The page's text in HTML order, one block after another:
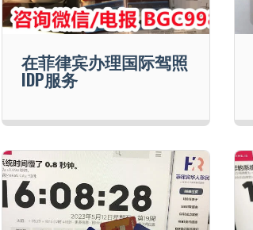
在菲律宾办理国际驾照
IDP服务